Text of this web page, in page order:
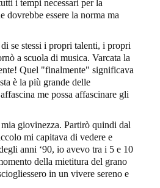
i tempi necessari per la
dovrebbe essere la norma ma
se stessi i propri talenti, i propri
a scuola di musica. Varcata la
Quel "finalmente" significava
è la più grande delle
me possa affascinare gli
giovinezza. Partirò quindi dal
mi capitava di vedere e
anni ‘90, io avevo tra i 5 e 10
della mietitura del grano
in un vivere sereno e